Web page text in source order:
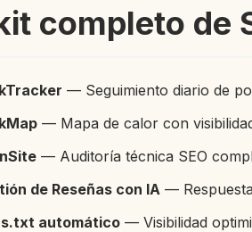
completo de
— Seguimiento diario de
— Mapa de calor con
— Auditoría técnica SEO
de Reseñas con IA —
automático — Visibilidad